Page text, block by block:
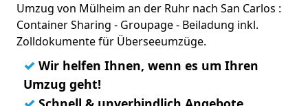
Umzug von Mülheim an der Ruhr nach San Carlos :
Container Sharing - Groupage - Beiladung inkl.
Zolldokumente für Überseeumzüge.
✓ Wir helfen Ihnen, wenn es um Ihren
Umzug geht!